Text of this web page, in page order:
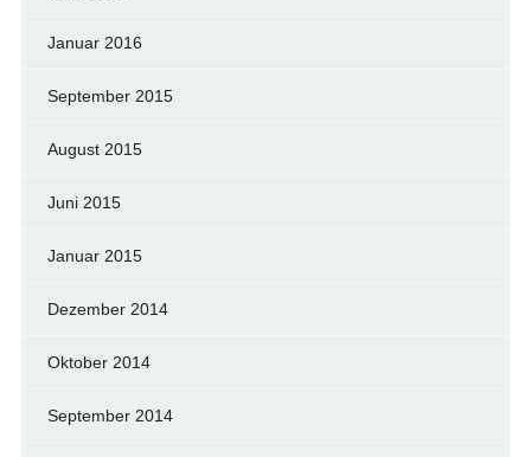
Januar 2016
September 2015
August 2015
Juni 2015
Januar 2015
Dezember 2014
Oktober 2014
September 2014